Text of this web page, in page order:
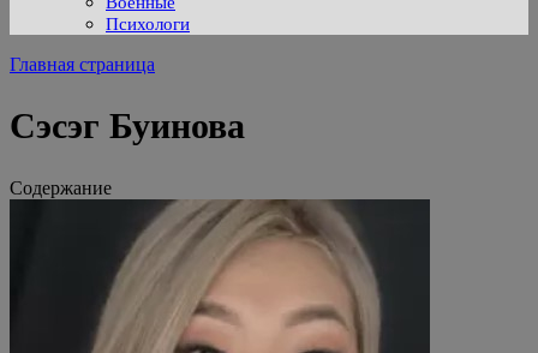
Психологи
Главная страница
Сэсэг Буинова
Содержание